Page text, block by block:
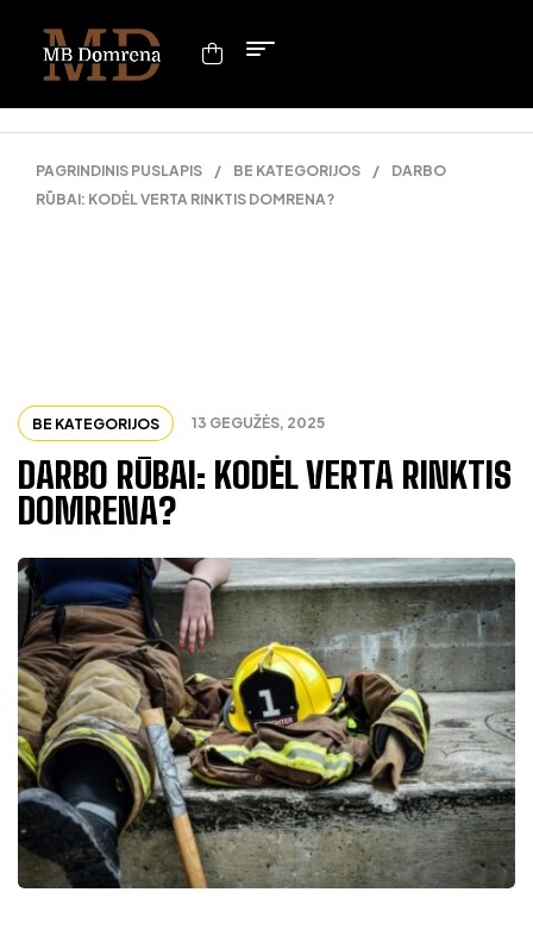
PAGRINDINIS PUSLAPIS / BE KATEGORIJOS /
DARBO
RŪBAI: KODĖL VERTA RINKTIS DOMRENA?
BE KATEGORIJOS 13 GEGUŽĖS, 2025
DARBO RŪBAI: KODĖL VERTA RINKTIS
DOMRENA?